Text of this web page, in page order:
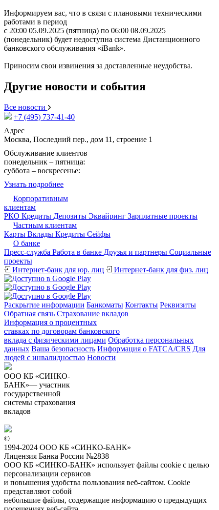
Информируем вас, что в связи с плановыми техническими
работами в период
с 20:00 05.09.2025 (пятница) по 06:00 08.09.2025
(понедельник) будет недоступна система Дистанционного
банковского обслуживания «iBank».
Приносим свои извинения за доставленные неудобства.
Другие новости и события
Все новости
+7 (495) 737-41-40
Адрес
Москва, Последний пер., дом 11, строение 1
Обслуживание клиентов
понедельник – пятница:
суббота – воскресенье:
Узнать подробнее
Корпоративным
клиентам
РКО Кредиты Депозиты Эквайринг Зарплатные проекты
Частным клиентам
Карты Вклады Кредиты Сейфы
О банке
Пресс-служба Работа в банке Друзья и партнеры Cоциальные
проекты
Интернет-банк для юр. лиц
Интернет-банк для физ. лиц
Раскрытие информации Банкоматы Контакты Реквизиты
Обратная связь Страхование вкладов
Информация о процентных
ставках по договорам банковского
вклада с физическими лицами Обработка персональных
данных Ваша безопасность Информация о FATCA/CRS Для
людей с инвалидностью Новости
ООО КБ «СИНКО-
БАНК»— участник
государственной
системы страхования
вкладов
©
1994-2024 ООО КБ «СИНКО-БАНК»
Лицензия Банка России №2838
ООО КБ «СИНКО-БАНК» использует файлы cookie с целью
персонализации сервисов
и повышения удобства пользования веб-сайтом. Cookie
представляют собой
небольшие файлы, содержащие информацию о предыдущих